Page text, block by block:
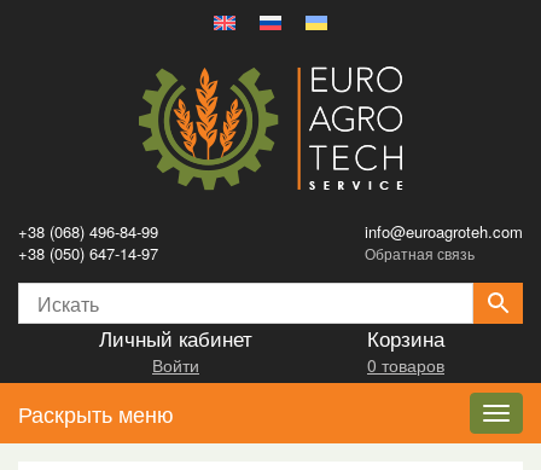
+38 (068) 496-84-99
+38 (050) 647-14-97
info@euroagroteh.com
Обратная связь
Личный кабинет
Войти
Корзина
0 товаров
Раскрыть меню